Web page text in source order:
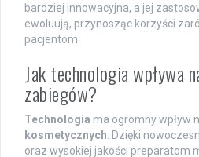
bardziej innowacyjna, a jej
ewoluują, przynosząc korzyści
pacjentom.
Jak technologia wpływa
zabiegów?
Technologia ma ogromny wpływ
kosmetycznych. Dzięki
oraz wysokiej jakości preparatom